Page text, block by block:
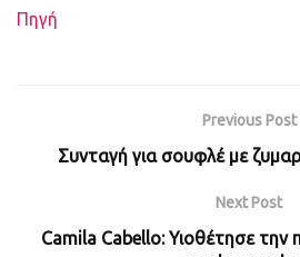
Πηγή
Previous Post
Συνταγή για σουφλέ με
Next Post
Camila Cabello: Υιοθέτησε την